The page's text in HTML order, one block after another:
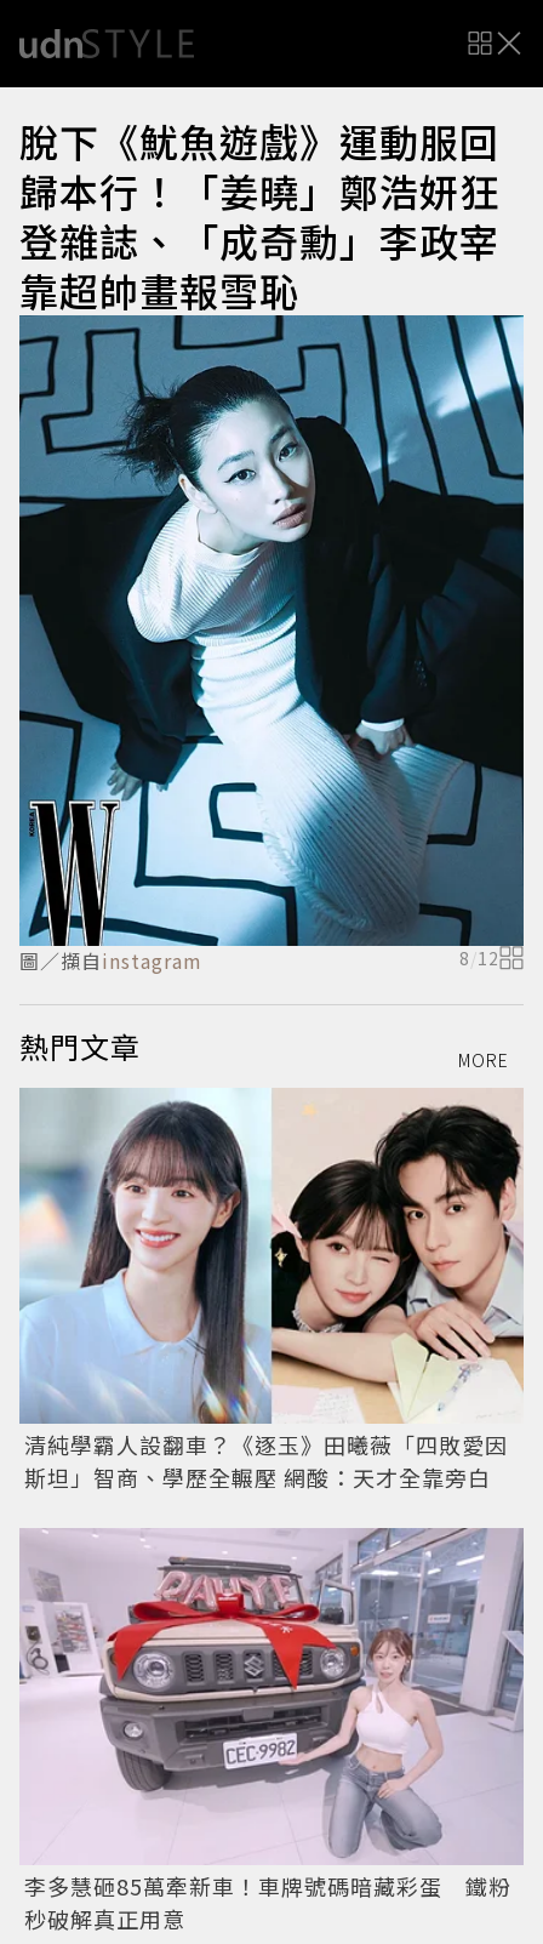
脫下《魷魚遊戲》運動服回
歸本行！「姜曉」鄭浩妍狂
登雜誌、「成奇勳」李政宰
靠超帥畫報雪恥
圖／擷自instagram 8/12
熱門文章 MORE
清純學霸人設翻車？《逐玉》田曦薇「四敗愛因
斯坦」智商、學歷全輾壓 網酸：天才全靠旁白
李多慧砸85萬牽新車！車牌號碼暗藏彩蛋 鐵粉
秒破解真正用意